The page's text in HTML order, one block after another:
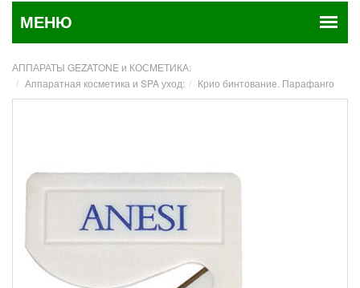
АППАРАТЫ GEZATONE и КОСМЕТИКА:
Аппаратная косметика и SPA уход:
Крио бинтование. Парафанго